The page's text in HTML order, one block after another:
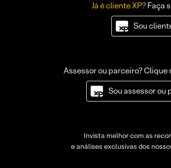
Já é cliente XP?Faça
Sou
Assessor ou parceiro? Clique
Sou assessor ou
Invista melhor com as
e análises exclusivas dos